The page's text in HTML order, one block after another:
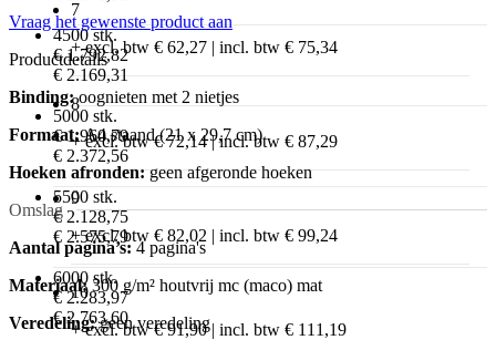
4500 stk.
€ 1.792,82
€ 2.169,31
5000 stk.
€ 1.960,79
€ 2.372,56
5500 stk.
€ 2.128,75
€ 2.575,79
6000 stk.
€ 2.283,97
€ 2.763,60
7
+ excl. btw € 62,27 | incl. btw € 75,34
8
+ excl. btw € 72,14 | incl. btw € 87,29
9
+ excl. btw € 82,02 | incl. btw € 99,24
10
+ excl. btw € 91,90 | incl. btw € 111,19
Vraag het gewenste product aan
Productdetails
Binding: oognieten met 2 nietjes
Formaat: A4 staand (21 x 29,7 cm)
Hoeken afronden: geen afgeronde hoeken
Omslag
Aantal pagina’s: 4 pagina's
Materiaal: 300 g/m² houtvrij mc (maco) mat
Veredeling: geen veredeling